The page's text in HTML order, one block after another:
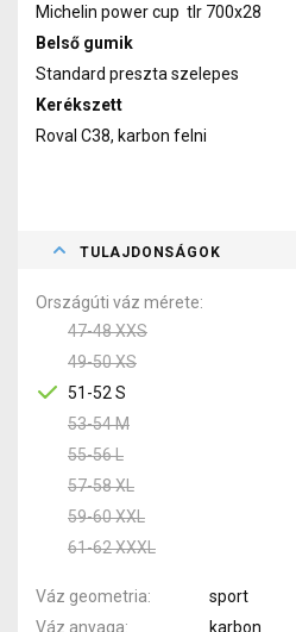
Michelin power cup tlr 700x28
Belső gumik
Standard preszta szelepes
Kerékszett
Roval C38, karbon felni
TULAJDONSÁGOK
Országúti váz mérete
47-48 XXS
49-50 XS
51-52 S
53-54 M
55-56 L
57-58 XL
59-60 XXL
61-62 XXXL
Váz geometria
sport
Váz anyaga
karbon